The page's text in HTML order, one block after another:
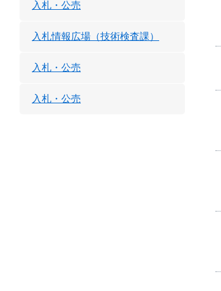
入札・公売
入札情報広場（技術検査課）
入札・公売
入札・公売